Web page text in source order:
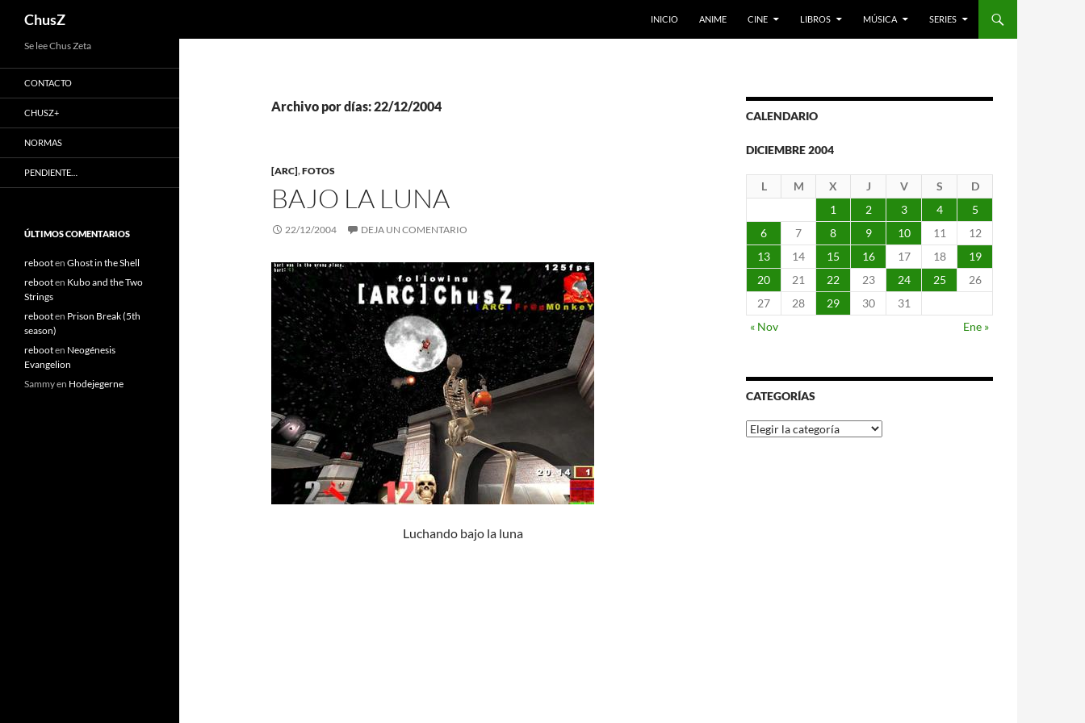
Saltar
al
contenido
ChusZ INICIO ANIME CINE LIBROS MÚSICA SERIES
Archivo por días: 22/12/2004
[ARC],FOTOS
BAJO LA LUNA
22/12/2004 DEJA UN COMENTARIO
Luchando bajo la luna
CALENDARIO
DICIEMBRE 2004
L M X J V S
D
1
2 3 4
5
6
7 8 9 10 11
12
13
14 15 16 17 18
19
20
21 22 23 24 25
26
27
28 29 30
31
« Nov
Ene »
CATEGORÍAS
Categorías
Se lee Chus Zeta
CONTACTO
CHUSZ+
NORMAS
PENDIENTE…
ÚLTIMOS COMENTARIOS
rebooten Ghost in the Shell
rebooten Kubo and the Two
Strings
rebooten Prison Break (5th
season)
rebooten Neogénesis
Evangelion
Sammyen Hodejegerne